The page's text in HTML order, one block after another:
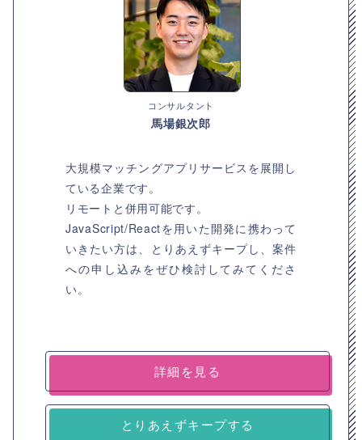
コンサルタント
馬場銀次郎
大規模マッチングアプリサービスを展開し
ている企業です。
リモートと併用可能です。
JavaScript/Reactを用いた開発に携わって
いきたい方は、とりあえずキープし、案件
への申し込みをぜひ検討してみてくださ
い。
詳細を見る
とりあえずキープする